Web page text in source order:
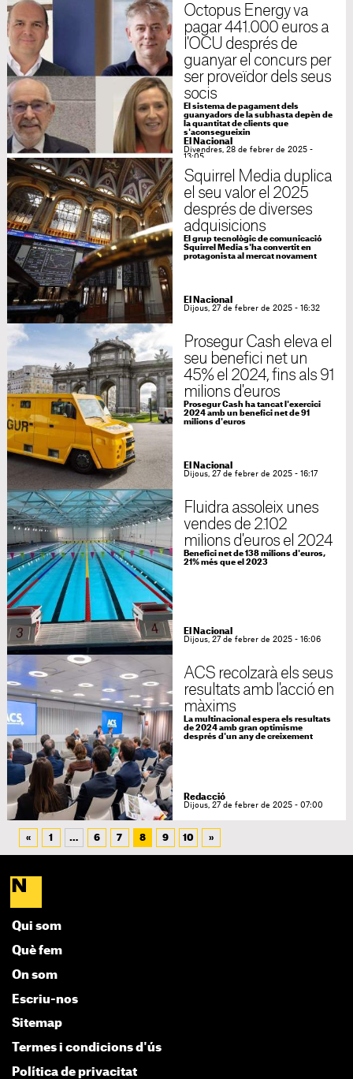
Octopus Energy va
pagar 441.000 euros a
l'OCU després de
guanyar el concurs per
ser proveïdor dels seus
socis
El sistema de pagament dels
guanyadors de la subhasta depèn de
la quantitat de clients que
s'aconsegueixin
El Nacional
Divendres, 28 de febrer de 2025 -
13:05
Squirrel Media duplica
el seu valor el 2025
després de diverses
adquisicions
El grup tecnològic de comunicació
Squirrel Media s'ha convertit en
protagonista al mercat novament
El Nacional
Dijous, 27 de febrer de 2025 - 16:32
Prosegur Cash eleva el
seu benefici net un
45% el 2024, fins als 91
milions d'euros
Prosegur Cash ha tancat l'exercici
2024 amb un benefici net de 91
milions d'euros
El Nacional
Dijous, 27 de febrer de 2025 - 16:17
Fluidra assoleix unes
vendes de 2.102
milions d'euros el 2024
Benefici net de 138 milions d'euros,
21% més que el 2023
El Nacional
Dijous, 27 de febrer de 2025 - 16:06
ACS recolzarà els seus
resultats amb l'acció en
màxims
La multinacional espera els resultats
de 2024 amb gran optimisme
després d'un any de creixement
Redacció
Dijous, 27 de febrer de 2025 - 07:00
« 1 … 6 7 8 9 10 »
Qui som
Què fem
On som
Escriu-nos
Sitemap
Termes i condicions d'ús
Política de privacitat